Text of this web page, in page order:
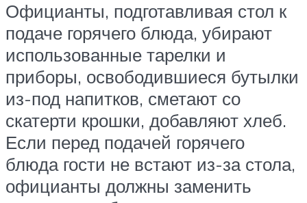
Официанты, подготавливая стол к
подаче горячего блюда, убирают
использованные тарелки и
приборы, освободившиеся бутылки
из-под напитков, сметают со
скатерти крошки, добавляют хлеб.
Если перед подачей горячего
блюда гости не встают из-за стола,
официанты должны заменить